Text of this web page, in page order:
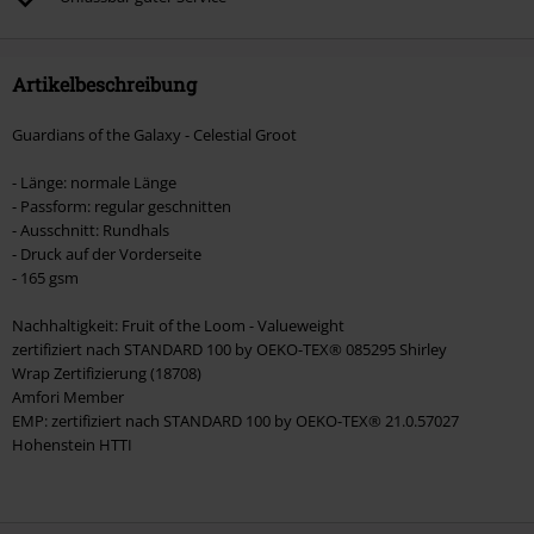
Artikel, die einen Spendenbeitrag beinhalten.
Artikelbeschreibung
Guardians of the Galaxy - Celestial Groot
- Länge: normale Länge
- Passform: regular geschnitten
- Ausschnitt: Rundhals
- Druck auf der Vorderseite
- 165 gsm
Nachhaltigkeit: Fruit of the Loom - Valueweight
zertifiziert nach STANDARD 100 by OEKO-TEX® 085295 Shirley
Wrap Zertifizierung (18708)
Amfori Member
EMP: zertifiziert nach STANDARD 100 by OEKO-TEX® 21.0.57027
Hohenstein HTTI